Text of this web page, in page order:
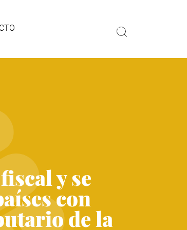
y se
con
de la